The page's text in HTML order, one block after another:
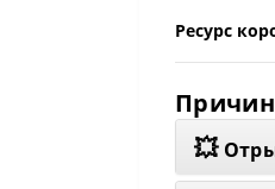
Ресурс
💥